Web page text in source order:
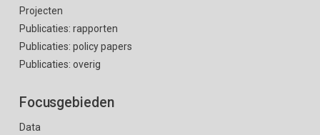
Projecten
Publicaties: rapporten
Publicaties: policy papers
Publicaties: overig
Focusgebieden
Data